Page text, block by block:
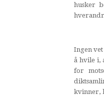
husker
Ingen
å hvile i,
for
kvinner,